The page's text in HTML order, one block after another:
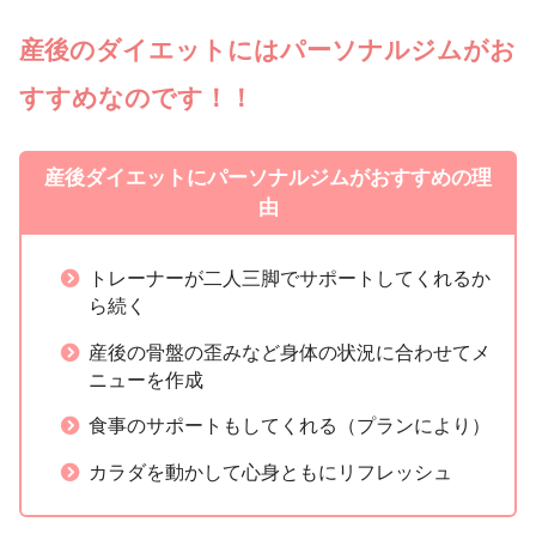
産後のダイエットにはパーソナルジムがお
すすめなのです！！
産後ダイエットにパーソナルジムがおすすめの理
由
トレーナーが二人三脚でサポートしてくれるか
ら続く
産後の骨盤の歪みなど身体の状況に合わせてメ
ニューを作成
食事のサポートもしてくれる（プランにより）
カラダを動かして心身ともにリフレッシュ